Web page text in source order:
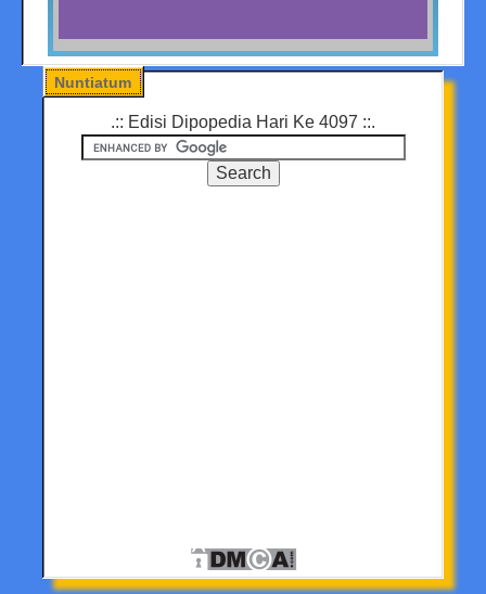
Nuntiatum
.:: Edisi Dipopedia Hari Ke 4097 ::.